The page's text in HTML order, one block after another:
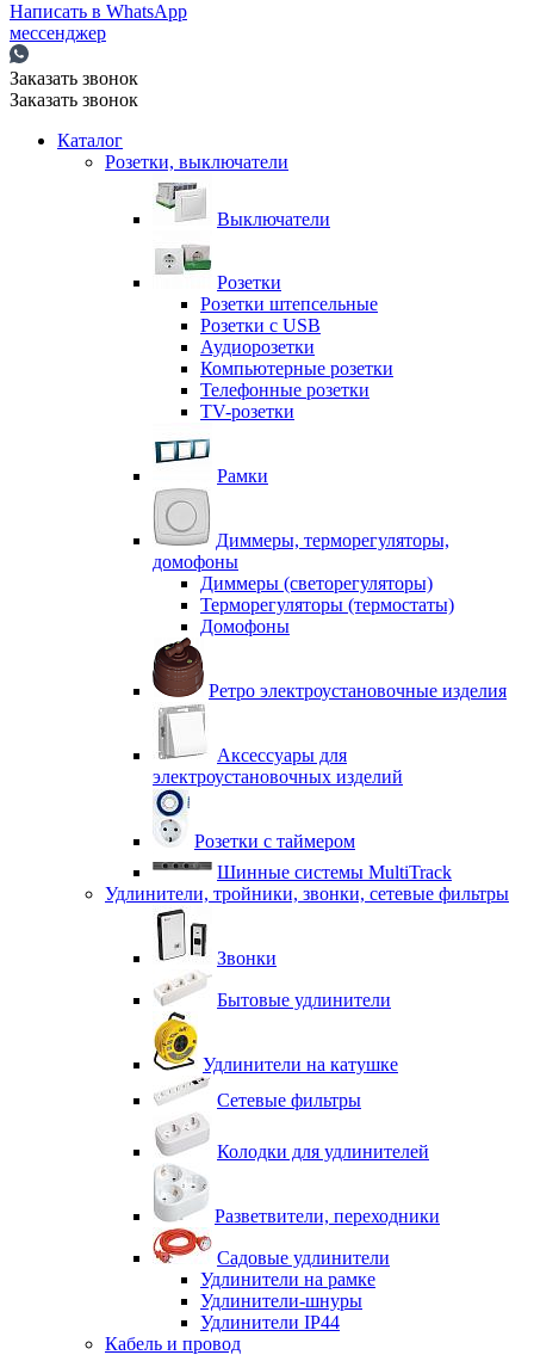
Написать в WhatsApp
мессенджер
Заказать звонок
Заказать звонок
Каталог
Розетки, выключатели
Выключатели
Розетки
Розетки штепсельные
Розетки с USB
Аудиорозетки
Компьютерные розетки
Телефонные розетки
TV-розетки
Рамки
Диммеры, терморегуляторы,
домофоны
Диммеры (светорегуляторы)
Терморегуляторы (термостаты)
Домофоны
Ретро электроустановочные изделия
Аксессуары для
электроустановочных изделий
Розетки с таймером
Шинные системы MultiTrack
Удлинители, тройники, звонки, сетевые фильтры
Звонки
Бытовые удлинители
Удлинители на катушке
Сетевые фильтры
Колодки для удлинителей
Разветвители, переходники
Садовые удлинители
Удлинители на рамке
Удлинители-шнуры
Удлинители IP44
Кабель и провод